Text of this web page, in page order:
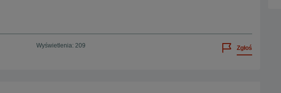
Wyświetlenia: 209 Zgłoś